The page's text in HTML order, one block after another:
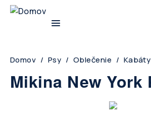
Skip
Breadcrumb
Domov Psy Oblečenie
Mikina New York